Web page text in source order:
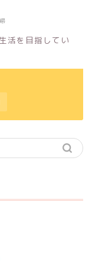
活を目指してい